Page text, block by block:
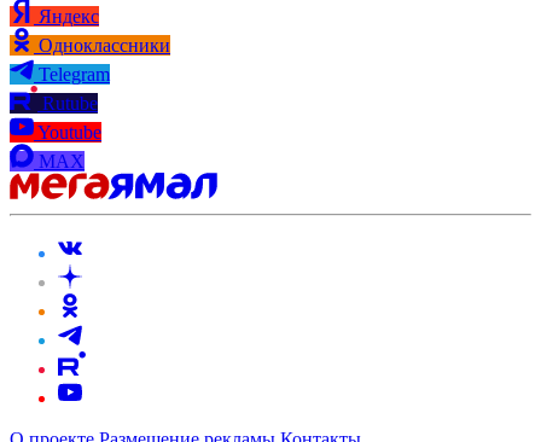
Яндекс
Одноклассники
Telegram
Rutube
Youtube
MAX